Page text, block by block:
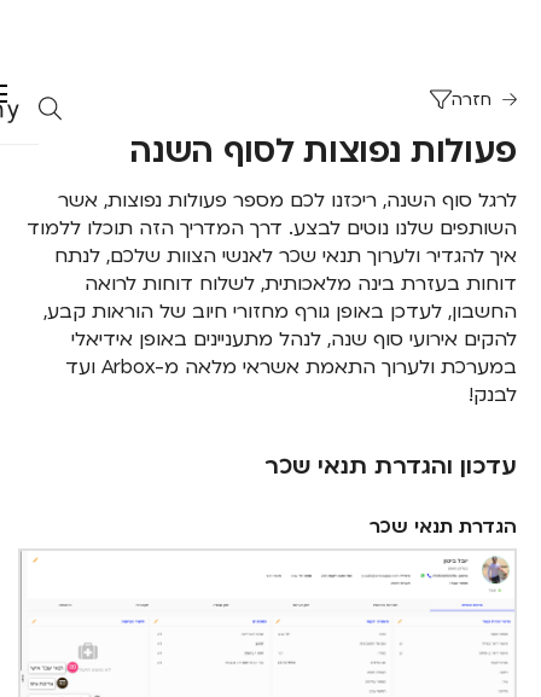
חזרה
פעולות נפוצות לסוף השנה
לרגל סוף השנה, ריכזנו לכם מספר פעולות נפוצות, אשר
השותפים שלנו נוטים לבצע. דרך המדריך הזה תוכלו ללמוד
איך להגדיר ולערוך תנאי שכר לאנשי הצוות שלכם, לנתח
דוחות בעזרת בינה מלאכותית, לשלוח דוחות לרואה
החשבון, לעדכן באופן גורף מחזורי חיוב של הוראות קבע,
להקים אירועי סוף שנה, לנהל מתעניינים באופן אידיאלי
במערכת ולערוך התאמת אשראי מלאה מ-Arbox ועד
לבנק!
עדכון והגדרת תנאי שכר
‍הגדרת תנאי שכר